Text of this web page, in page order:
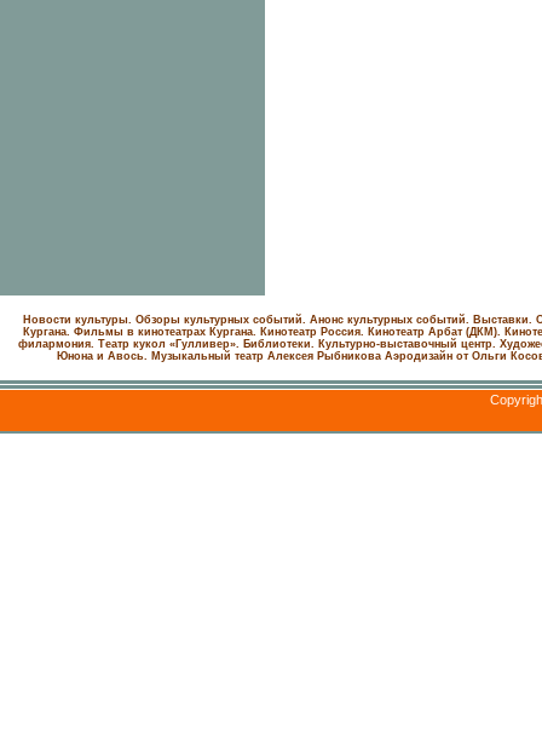
Новости культуры. Обзоры культурных событий. Анонс культурных событий. Выставки.
Кургана. Фильмы в кинотеатрах Кургана.
Кинотеатр Россия. Кинотеатр Арбат (ДКМ).
филармония. Театр кукол «Гулливер». Библиотеки. Культурно-выставочный центр.
Юнона и Авось. Музыкальный театр Алексея Рыбникова Аэродизайн от Ольги